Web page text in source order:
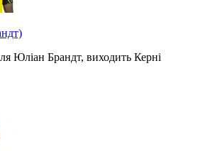
Юліан Брандт, виходить Керні